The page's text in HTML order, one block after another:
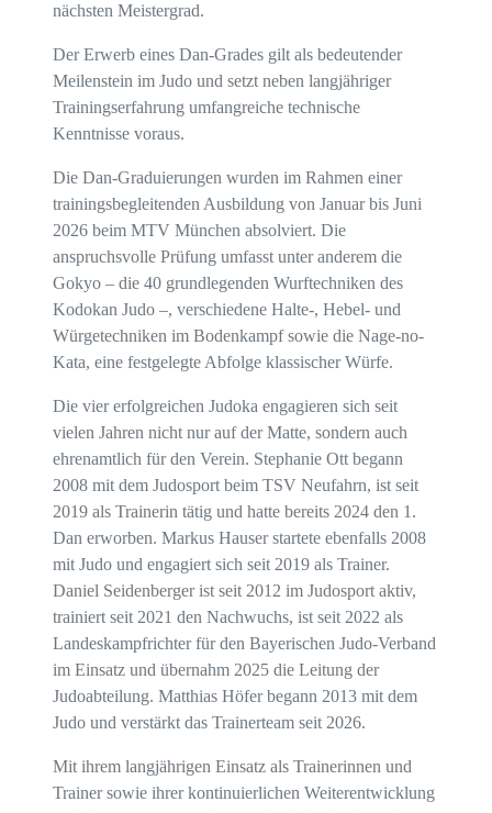
nächsten Meistergrad.
Der Erwerb eines Dan-Grades gilt als bedeutender
Meilenstein im Judo und setzt neben langjähriger
Trainingserfahrung umfangreiche technische
Kenntnisse voraus.
Die Dan-Graduierungen wurden im Rahmen einer
trainingsbegleitenden Ausbildung von Januar bis Juni
2026 beim MTV München absolviert. Die
anspruchsvolle Prüfung umfasst unter anderem die
Gokyo – die 40 grundlegenden Wurftechniken des
Kodokan Judo –, verschiedene Halte-, Hebel- und
Würgetechniken im Bodenkampf sowie die Nage-no-
Kata, eine festgelegte Abfolge klassischer Würfe.
Die vier erfolgreichen Judoka engagieren sich seit
vielen Jahren nicht nur auf der Matte, sondern auch
ehrenamtlich für den Verein. Stephanie Ott begann
2008 mit dem Judosport beim TSV Neufahrn, ist seit
2019 als Trainerin tätig und hatte bereits 2024 den 1.
Dan erworben. Markus Hauser startete ebenfalls 2008
mit Judo und engagiert sich seit 2019 als Trainer.
Daniel Seidenberger ist seit 2012 im Judosport aktiv,
trainiert seit 2021 den Nachwuchs, ist seit 2022 als
Landeskampfrichter für den Bayerischen Judo-Verband
im Einsatz und übernahm 2025 die Leitung der
Judoabteilung. Matthias Höfer begann 2013 mit dem
Judo und verstärkt das Trainerteam seit 2026.
Mit ihrem langjährigen Einsatz als Trainerinnen und
Trainer sowie ihrer kontinuierlichen Weiterentwicklung